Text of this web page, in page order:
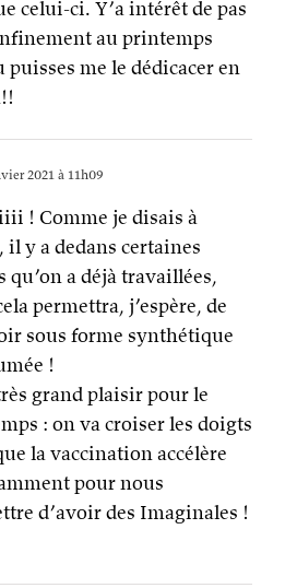
celui-ci. Y’a intérêt de pas
au printemps
puisses me le dédicacer en
2021 à 11h09
! Comme je disais à
il y a dedans certaines
qu’on a déjà travaillées,
permettra, j’espère, de
sous forme synthétique
!
grand plaisir pour le
: on va croiser les doigts
la vaccination accélère
pour nous
d’avoir des Imaginales !